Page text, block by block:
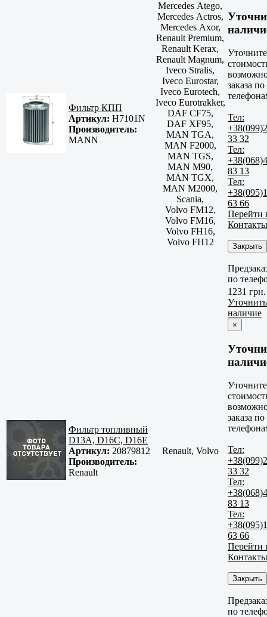
Фильтр КПП
Артикул: H7101N
Производитель:
MANN
Mercedes Atego,
Mercedes Actros,
Mercedes Axor,
Renault Premium,
Renault Kerax,
Renault Magnum,
Iveco Stralis,
Iveco Eurostar,
Iveco Eurotech,
Iveco Eurotrakker,
DAF CF75,
DAF XF95,
MAN TGA,
MAN F2000,
MAN TGS,
MAN M90,
MAN TGX,
MAN M2000,
Scania,
Volvo FM12,
Volvo FM16,
Volvo FH16,
Volvo FH12
Уточните
заказа по
Тел:
33 32
Тел:
83 13
Тел:
63 66
Перейти
Контакты
Закрыть
по
Фильтр топливный
D13A, D16C, D16E
Артикул: 20879812
Производитель:
Renault
Renault, Volvo
1231 грн.
Уточнить
наличие
×
Уточните
заказа по
Тел:
33 32
Тел:
83 13
Тел:
63 66
Перейти
Контакты
Закрыть
по